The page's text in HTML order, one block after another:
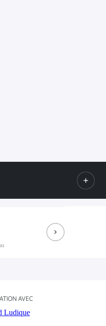
Evénement Facebook
AVEC